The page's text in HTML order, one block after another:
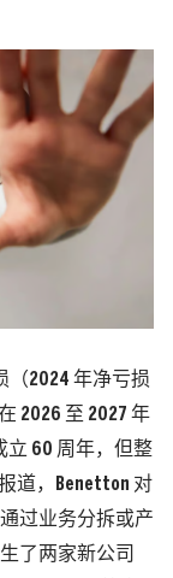
（2024 年净亏损
2026 至 2027 年
立 60 周年，但整
道，Benetton 对
过业务分拆或产
了两家新公司